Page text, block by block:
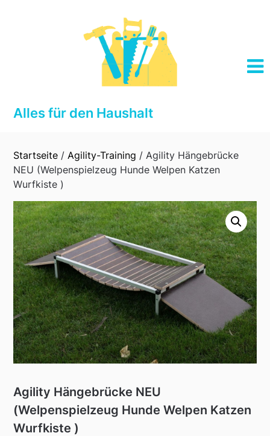
Alles für den Haushalt
Startseite /Agility-Training / Agility Hängebrücke
NEU (Welpenspielzeug Hunde Welpen Katzen
Wurfkiste )
Agility Hängebrücke NEU
(Welpenspielzeug Hunde Welpen Katzen
Wurfkiste )